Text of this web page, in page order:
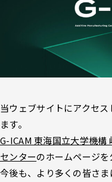
当ウェブサイトにアクセ
ます。
G-ICAM 東海国立大学機構
センターのホームページ
今後も、より多くの皆さ